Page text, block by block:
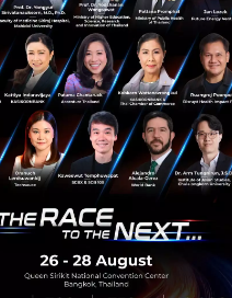
mail :contact@techsauce.co
Tel : 02-001-5375
Mobile : 06-4658-9500
Techsauce Media
About Techsauce
Techsauce Services
Privacy Policy